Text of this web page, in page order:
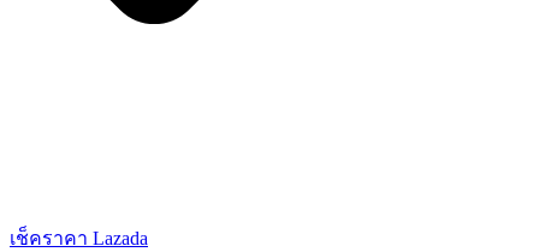
เช็คราคา Lazada